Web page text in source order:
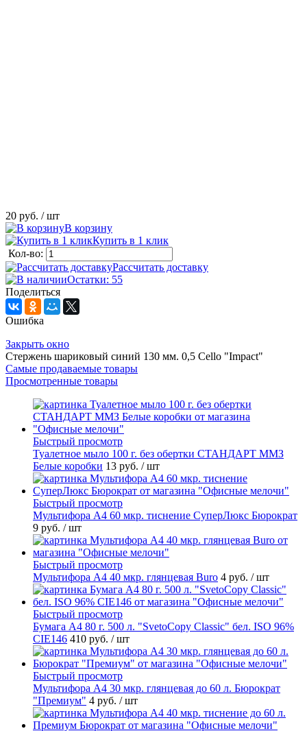
20 руб. / шт
В корзину
Купить в 1 клик
Кол-во:
Рассчитать доставку
Остатки: 55
Поделиться
Ошибка
Закрыть окно
Стержень шариковый синий 130 мм. 0,5 Cello "Impact"
Самые продаваемые товары
Просмотренные товары
Быстрый просмотр
Туалетное мыло 100 г. без обертки СТАНДАРТ ММЗ
Белые коробки 13 руб. / шт
Быстрый просмотр
Мультифора А4 60 мкр. тиснение СуперЛюкс Бюрократ
9 руб. / шт
Быстрый просмотр
Мультифора А4 40 мкр. глянцевая Buro 4 руб. / шт
Быстрый просмотр
Бумага А4 80 г. 500 л. "SvetoCopy Classic" бел. ISO 96%
CIE146 410 руб. / шт
Быстрый просмотр
Мультифора А4 30 мкр. глянцевая до 60 л. Бюрократ
"Премиум" 4 руб. / шт